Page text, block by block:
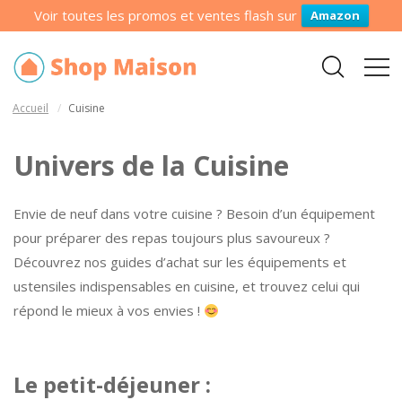
Voir toutes les promos et ventes flash sur Amazon
Accueil Cuisine
Univers de la Cuisine
Envie de neuf dans votre cuisine ? Besoin d’un équipement
pour préparer des repas toujours plus savoureux ?
Découvrez nos guides d’achat sur les équipements et
ustensiles indispensables en cuisine, et trouvez celui qui
répond le mieux à vos envies !
Le petit-déjeuner :